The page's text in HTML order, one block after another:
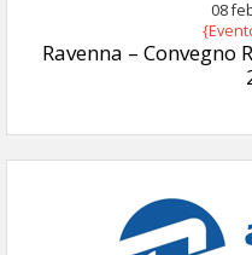
08
Ravenna – Convegno